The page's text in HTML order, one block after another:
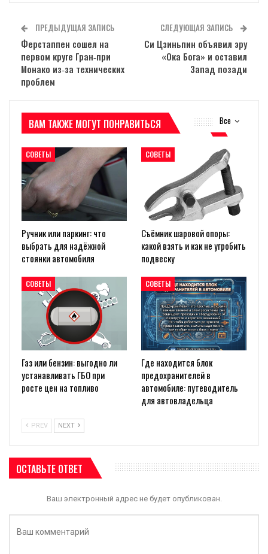
ПРЕДЫДУЩАЯ ЗАПИСЬ
Ферстаппен сошел на
первом круге Гран‑при
Монако из‑за технических
проблем
СЛЕДУЮЩАЯ ЗАПИСЬ
Си Цзиньпин объявил эру
«Ока Бога» и оставил
Запад позади
Все
ВАМ ТАКЖЕ МОГУТ ПОНРАВИТЬСЯ
СОВЕТЫ
Ручник или паркинг: что
выбрать для надёжной
стоянки автомобиля
СОВЕТЫ
Съёмник шаровой опоры:
какой взять и как не угробить
подвеску
СОВЕТЫ
Газ или бензин: выгодно ли
устанавливать ГБО при
росте цен на топливо
СОВЕТЫ
Где находится блок
предохранителей в
автомобиле: путеводитель
для автовладельца
PREV NEXT
ОСТАВЬТЕ ОТВЕТ
Ваш электронный адрес не будет опубликован.